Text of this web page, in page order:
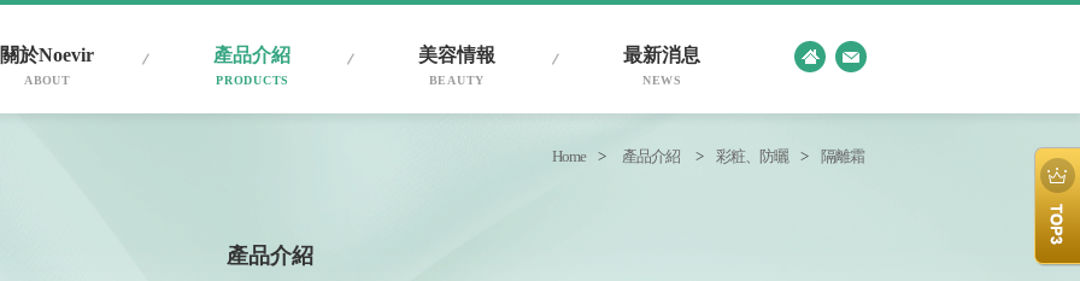
關於Noevir
ABOUT
產品介紹
PRODUCTS
美容情報
BEAUTY
最新消息
NEWS
Home > 產品介紹 > 彩粧、防曬 > 隔離霜
產品介紹